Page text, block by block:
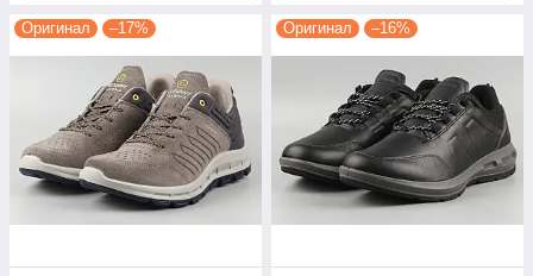
Оригинал –17% Оригинал –16%